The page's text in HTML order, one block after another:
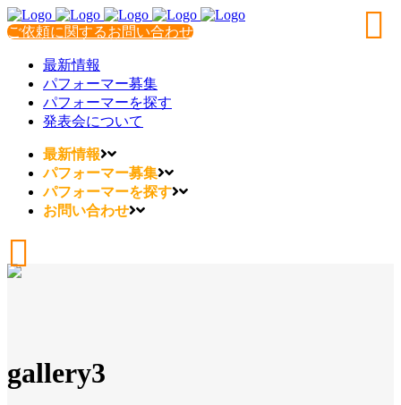
ご依頼に関するお問い合わせ
最新情報
パフォーマー募集
パフォーマーを探す
発表会について
最新情報
パフォーマー募集
パフォーマーを探す
お問い合わせ
gallery3